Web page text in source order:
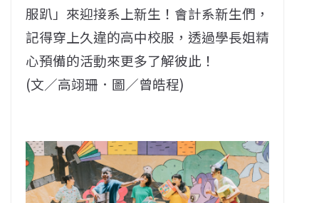
服趴」來迎接系上新生！會計系新生們，
記得穿上久違的高中校服，透過學長姐精
心預備的活動來更多了解彼此！
(文／高翊珊．圖／曾皓程)